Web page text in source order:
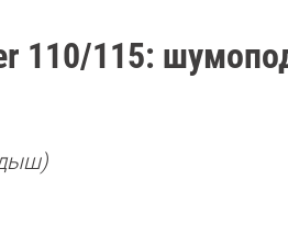
110/115: